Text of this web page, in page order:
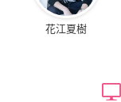
花江夏樹